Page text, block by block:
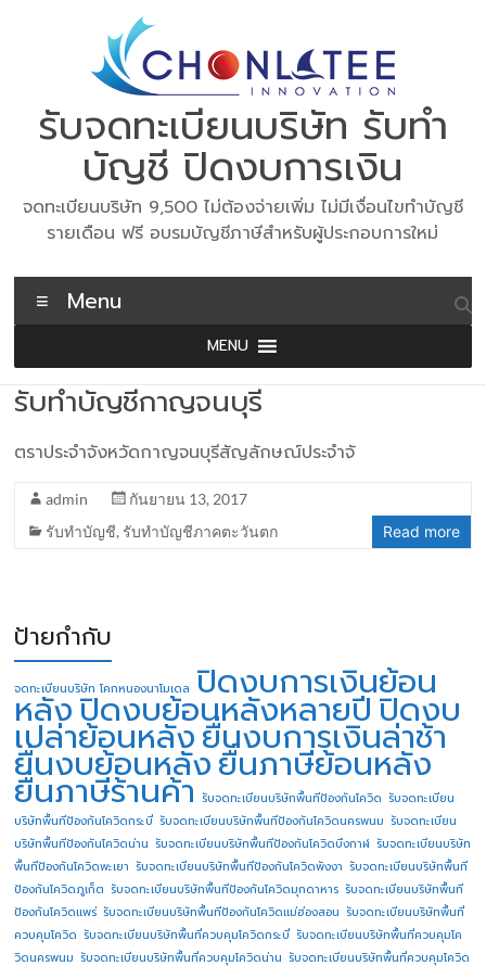
รับจดทะเบียนบริษัท รับทำ
บัญชี ปิดงบการเงิน
จดทะเบียนบริษัท 9,500 ไม่ต้องจ่ายเพิ่ม ไม่มีเงื่อนไขทำบัญชี
รายเดือน ฟรี อบรมบัญชีภาษีสำหรับผู้ประกอบการใหม่
Menu
MENU
รับทำบัญชีกาญจนบุรี
ตราประจำจังหวัดกาญจนบุรีสัญลักษณ์ประจำจั
admin
กันยายน 13, 2017
รับทำบัญชี, รับทำบัญชีภาคตะวันตก Read more
ป้ายกำกับ
จดทะเบียนบริษัท โคกหนองนาโมเดล ปิดงบการเงินย้อน
หลังปิดงบย้อนหลังหลายปี ปิดงบ
เปล่าย้อนหลังยื่นงบการเงินล่าช้า
ยื่นงบย้อนหลังยื่นภาษีย้อนหลัง
ยื่นภาษีร้านค้า รับจดทะเบียนบริษัทพื้นทีป้องกันโควิด รับจดทะเบียน
บริษัทพื้นทีป้องกันโควิดกระบี่ รับจดทะเบียนบริษัทพื้นทีป้องกันโควิดนครพนม รับจดทะเบียน
บริษัทพื้นทีป้องกันโควิดน่าน รับจดทะเบียนบริษัทพื้นทีป้องกันโควิดบึงกาฬ รับจดทะเบียนบริษัท
พื้นทีป้องกันโควิดพะเยา รับจดทะเบียนบริษัทพื้นทีป้องกันโควิดพังงา รับจดทะเบียนบริษัทพื้นที
ป้องกันโควิดภูเก็ต รับจดทะเบียนบริษัทพื้นทีป้องกันโควิดมุกดาหาร รับจดทะเบียนบริษัทพื้นที
ป้องกันโควิดแพร่ รับจดทะเบียนบริษัทพื้นทีป้องกันโควิดแม่ฮ่องสอน รับจดทะเบียนบริษัทพื้นที่
ควบคุมโควิด รับจดทะเบียนบริษัทพื้นที่ควบคุมโควิดกระบี่ รับจดทะเบียนบริษัทพื้นที่ควบคุมโค
วิดนครพนม รับจดทะเบียนบริษัทพื้นที่ควบคุมโควิดน่าน รับจดทะเบียนบริษัทพื้นที่ควบคุมโควิด